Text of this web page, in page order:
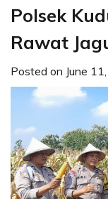
Polsek
Rawat
Posted on June